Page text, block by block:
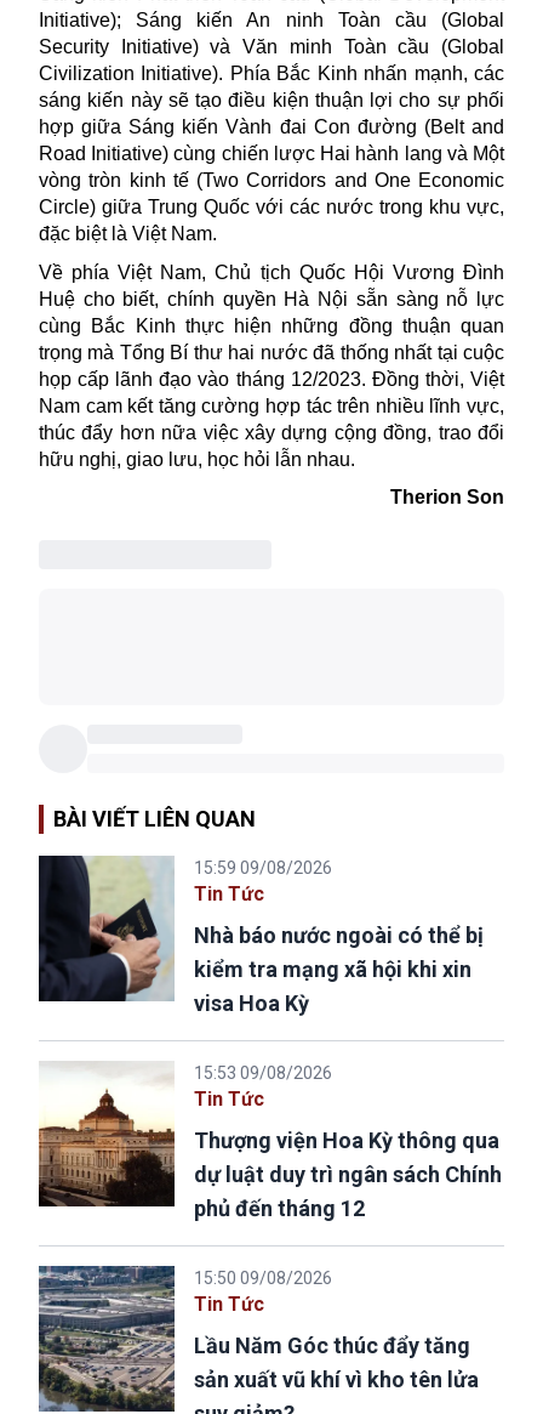
Initiative); Sáng kiến An ninh Toàn cầu (Global
Security Initiative) và Văn minh Toàn cầu (Global
Civilization Initiative). Phía Bắc Kinh nhấn mạnh, các
sáng kiến này sẽ tạo điều kiện thuận lợi cho sự phối
hợp giữa Sáng kiến Vành đai Con đường (Belt and
Road Initiative) cùng chiến lược Hai hành lang và Một
vòng tròn kinh tế (Two Corridors and One Economic
Circle) giữa Trung Quốc với các nước trong khu vực,
đặc biệt là Việt Nam.
Về phía Việt Nam, Chủ tịch Quốc Hội Vương Đình
Huệ cho biết, chính quyền Hà Nội sẵn sàng nỗ lực
cùng Bắc Kinh thực hiện những đồng thuận quan
trọng mà Tổng Bí thư hai nước đã thống nhất tại cuộc
họp cấp lãnh đạo vào tháng 12/2023. Đồng thời, Việt
Nam cam kết tăng cường hợp tác trên nhiều lĩnh vực,
thúc đẩy hơn nữa việc xây dựng cộng đồng, trao đổi
hữu nghị, giao lưu, học hỏi lẫn nhau.
Therion Son
BÀI VIẾT LIÊN QUAN
15:59 09/08/2026
Tin Tức
Nhà báo nước ngoài có thể bị
kiểm tra mạng xã hội khi xin
visa Hoa Kỳ
15:53 09/08/2026
Tin Tức
Thượng viện Hoa Kỳ thông qua
dự luật duy trì ngân sách Chính
phủ đến tháng 12
15:50 09/08/2026
Tin Tức
Lầu Năm Góc thúc đẩy tăng
sản xuất vũ khí vì kho tên lửa